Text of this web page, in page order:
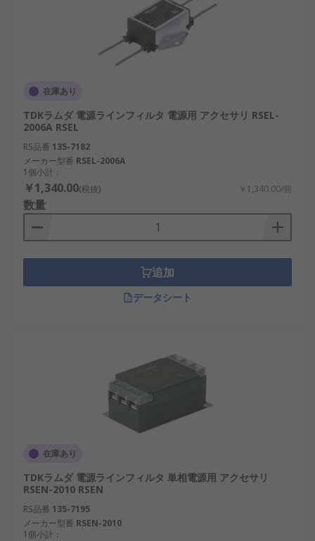
在庫あり
TDKラムダ 電源ラインフィルタ 電源用 アクセサリ RSEL-
2006A RSEL
RS品番 135-7182
メーカー型番 RSEL-2006A
1個小計：
￥1,340.00(税抜) ￥1,340.00/個
数量
追加
データシート
在庫あり
TDKラムダ 電源ラインフィルタ 単相電源用 アクセサリ
RSEN-2010 RSEN
RS品番 135-7195
メーカー型番 RSEN-2010
1個小計：